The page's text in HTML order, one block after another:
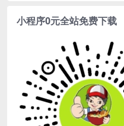
小程序0元全站免费下载